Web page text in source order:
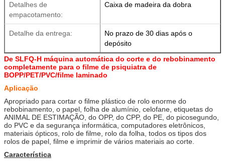
Detalhes de
empacotamento:
Caixa de madeira da dobra
Detalhe da entrega:
No prazo de 30 dias após o
depósito
De SLFQ-H máquina automática do corte e do rebobinamento
completamente para o filme de psiquiatra de
BOPP/PET/PVC/filme laminado
Aplicação
Apropriado para cortar o filme plástico de rolo enorme do
rebobinamento, o papel, folha de alumínio, celofane, etiquetas do
ANIMAL DE ESTIMAÇÃO, do OPP, do CPP, do PE, do picosegundo,
do PVC e da segurança informática, computadores eletrônicos,
materiais ópticos, rolo de filme, rolo da folha, todos os tipos dos
rolos de papel, filme e imprimir de vários materiais ao corte.
Característica